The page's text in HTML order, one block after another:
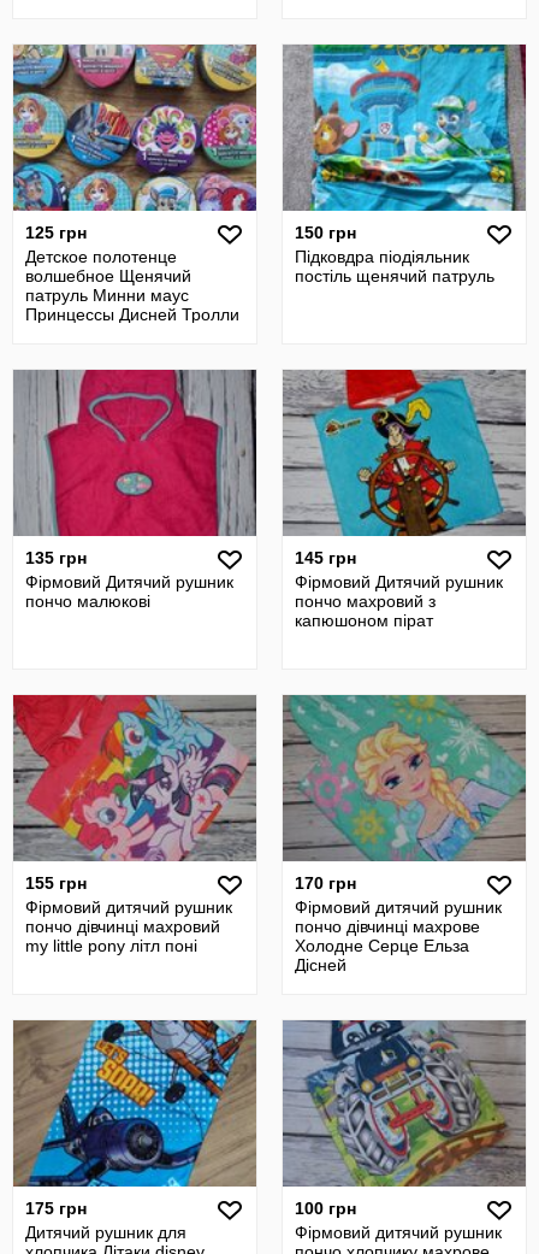
125 грн
Детское полотенце
волшебное Щенячий
патруль Минни маус
Принцессы Дисней Тролли
150 грн
Підковдра піодіяльник
постіль щенячий патруль
135 грн
Фірмовий Дитячий рушник
пончо малюкові
145 грн
Фірмовий Дитячий рушник
пончо махровий з
капюшоном пірат
155 грн
Фірмовий дитячий рушник
пончо дівчинці махровий
my little pony літл поні
170 грн
Фірмовий дитячий рушник
пончо дівчинці махрове
Холодне Серце Ельза
Дісней
175 грн
Дитячий рушник для
100 грн
Фірмовий дитячий рушник